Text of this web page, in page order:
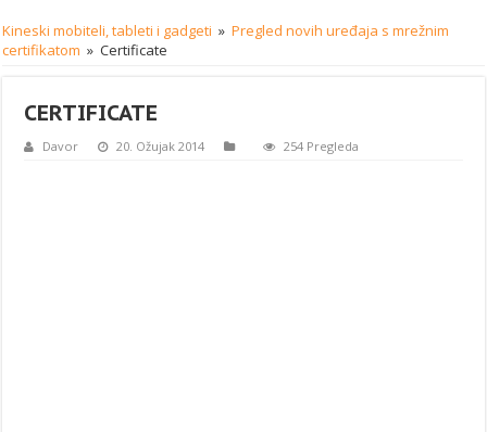
Kineski mobiteli, tableti i gadgeti » Pregled novih uređaja s mrežnim
certifikatom » Certificate
CERTIFICATE
Davor 20. Ožujak 2014 254 Pregleda